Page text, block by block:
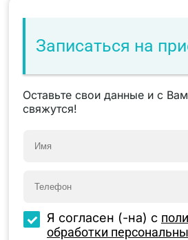
Записаться на
Оставьте свои данные и с
свяжутся!
Я согласен (-на) с
обработки